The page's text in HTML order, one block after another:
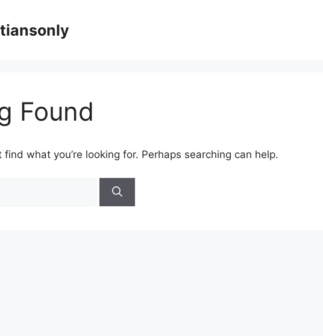
Found
find what you’re looking for. Perhaps searching can help.